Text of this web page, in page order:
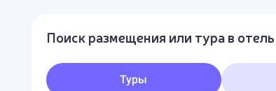
Поиск размещения или тура в отель
Туры